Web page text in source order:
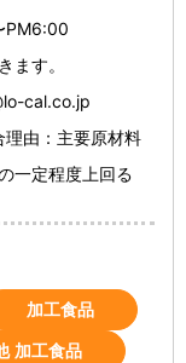
PM6:00
ます。
cal.co.jp
由：主要原材料
一定程度上回る
加工食品
加工食品